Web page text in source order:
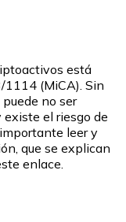
está
1114 (MiCA). Sin
no ser
el riesgo de
leer y
que se explican
enlace.